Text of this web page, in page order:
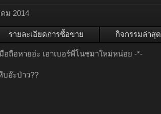
ม 2014
รายละเอียดการซื้อขาย กิจกรรมล่าสุด
ถือหายอ่ะ เอาเบอร์พี่โนชมาใหม่หน่อย -*-
บอ๊ะป่าว??